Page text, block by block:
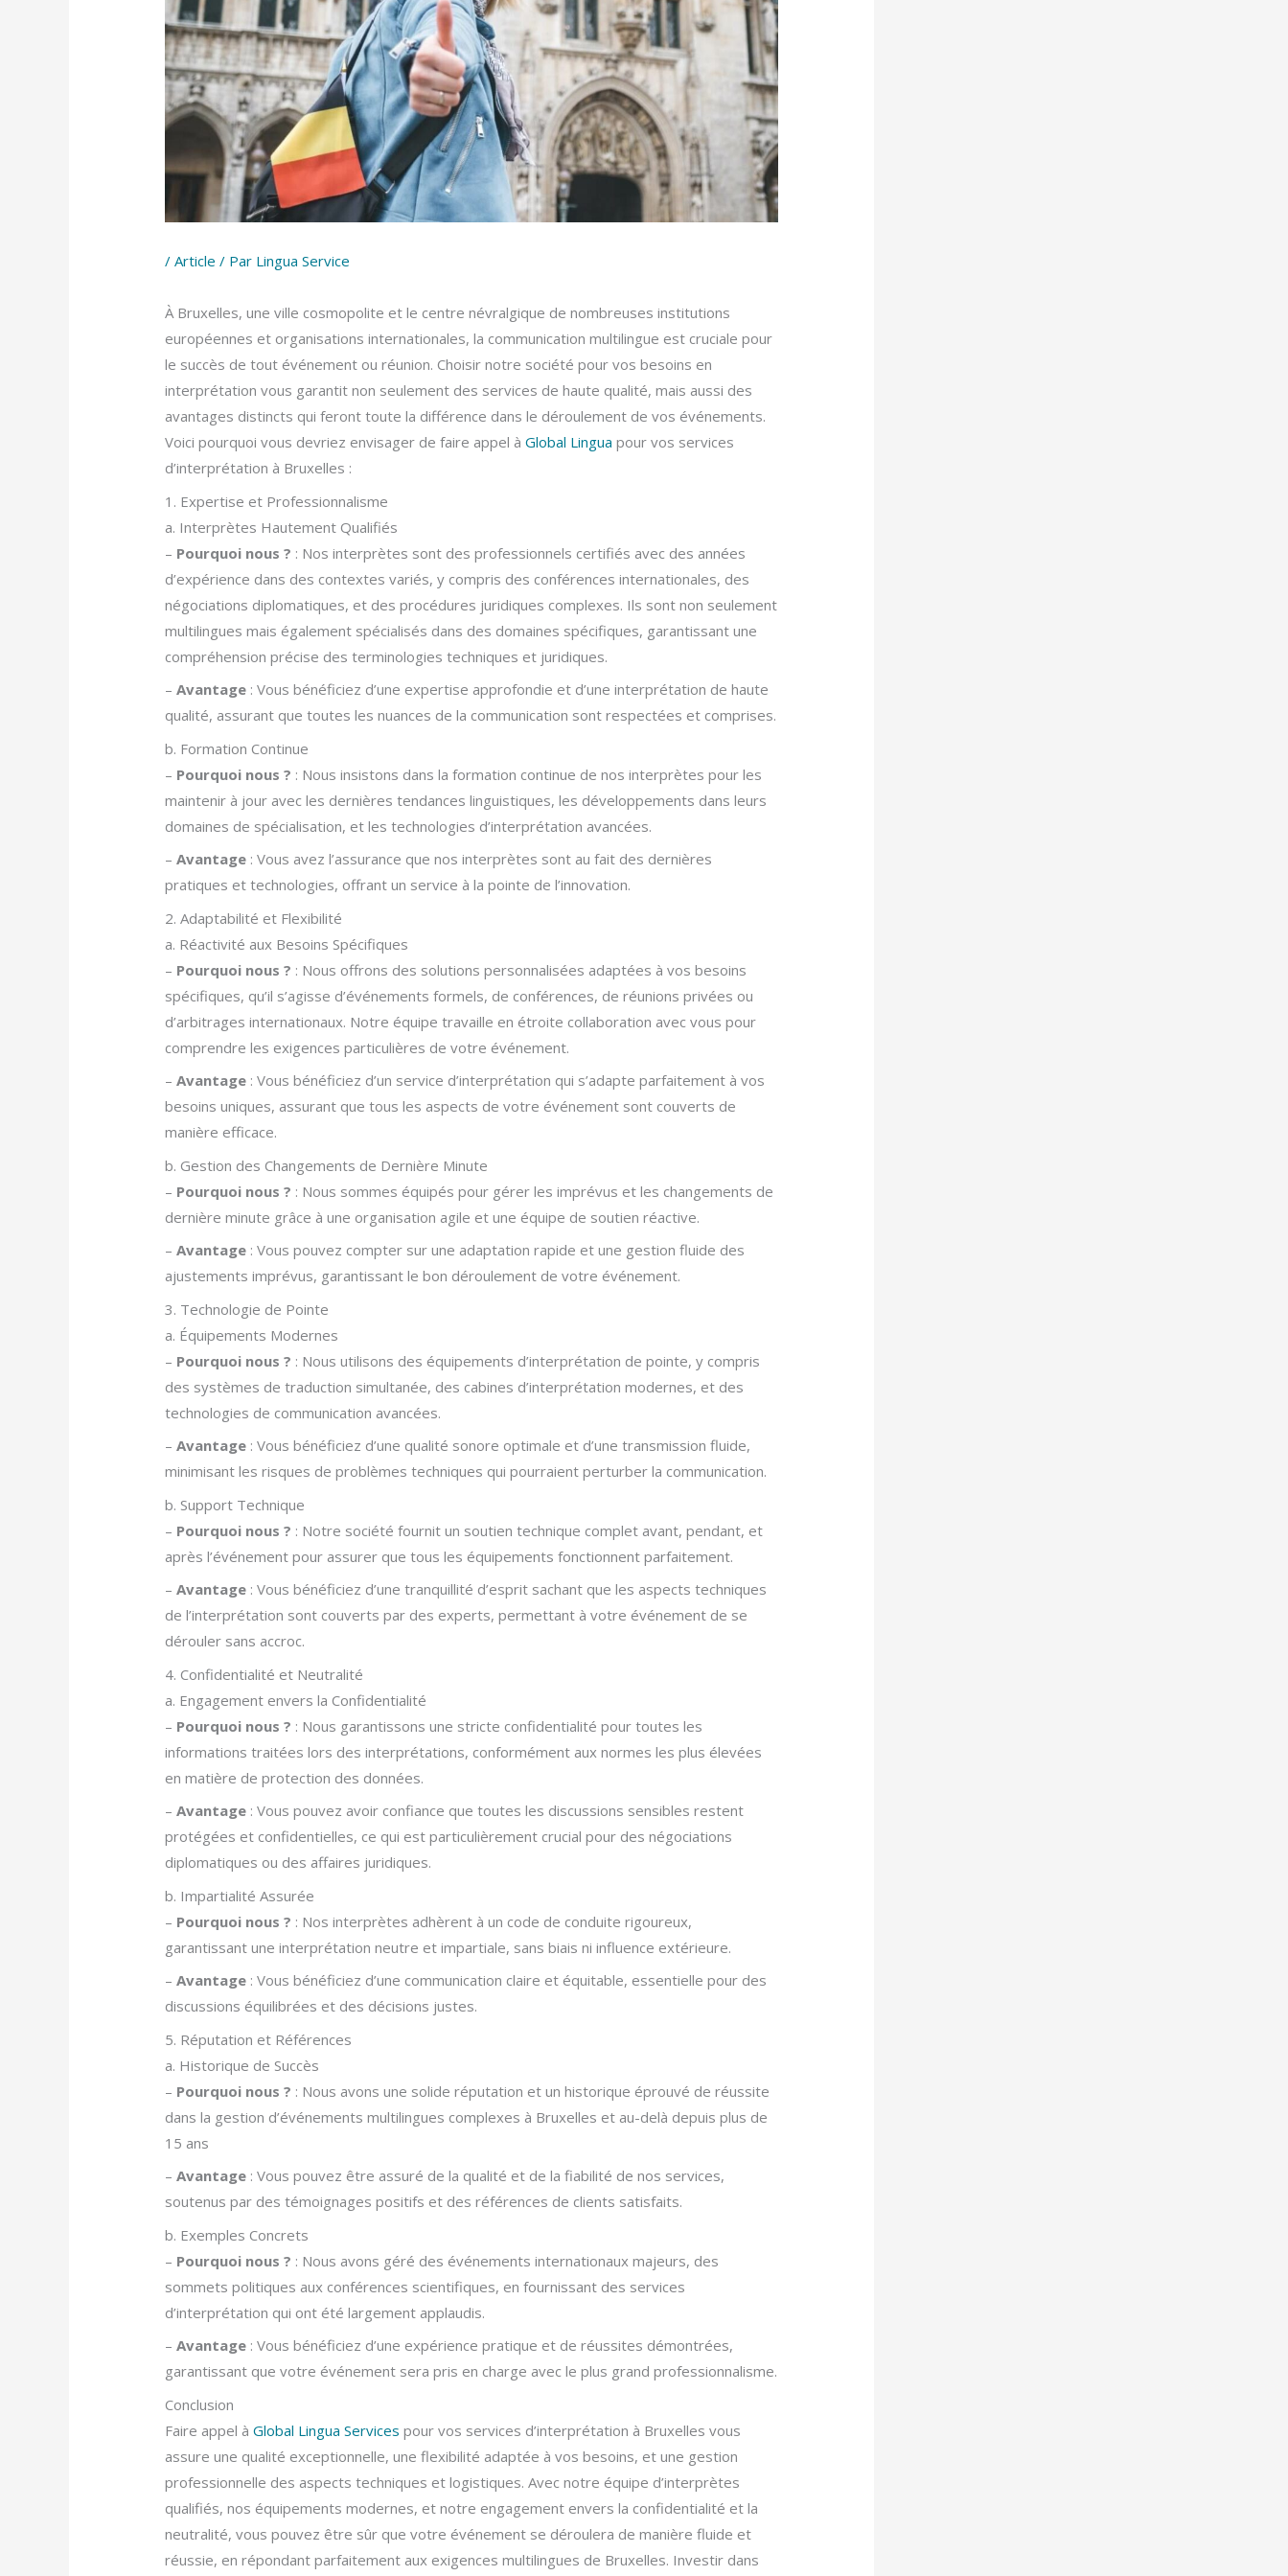
/Article / Par Lingua Service
À Bruxelles, une ville cosmopolite et le centre névralgique de nombreuses institutions
européennes et organisations internationales, la communication multilingue est cruciale pour
le succès de tout événement ou réunion. Choisir notre société pour vos besoins en
interprétation vous garantit non seulement des services de haute qualité, mais aussi des
avantages distincts qui feront toute la différence dans le déroulement de vos événements.
Voici pourquoi vous devriez envisager de faire appel àGlobal Lingua pour vos services
d’interprétation à Bruxelles :
1. Expertise et Professionnalisme
a. Interprètes Hautement Qualifiés
– Pourquoi nous ? : Nos interprètes sont des professionnels certifiés avec des années
d’expérience dans des contextes variés, y compris des conférences internationales, des
négociations diplomatiques, et des procédures juridiques complexes. Ils sont non seulement
multilingues mais également spécialisés dans des domaines spécifiques, garantissant une
compréhension précise des terminologies techniques et juridiques.
–Avantage : Vous bénéficiez d’une expertise approfondie et d’une interprétation de haute
qualité, assurant que toutes les nuances de la communication sont respectées et comprises.
b. Formation Continue
– Pourquoi nous ? : Nous insistons dans la formation continue de nos interprètes pour les
maintenir à jour avec les dernières tendances linguistiques, les développements dans leurs
domaines de spécialisation, et les technologies d’interprétation avancées.
–Avantage : Vous avez l’assurance que nos interprètes sont au fait des dernières
pratiques et technologies, offrant un service à la pointe de l’innovation.
2. Adaptabilité et Flexibilité
a. Réactivité aux Besoins Spécifiques
– Pourquoi nous ? : Nous offrons des solutions personnalisées adaptées à vos besoins
spécifiques, qu’il s’agisse d’événements formels, de conférences, de réunions privées ou
d’arbitrages internationaux. Notre équipe travaille en étroite collaboration avec vous pour
comprendre les exigences particulières de votre événement.
–Avantage : Vous bénéficiez d’un service d’interprétation qui s’adapte parfaitement à vos
besoins uniques, assurant que tous les aspects de votre événement sont couverts de
manière efficace.
b. Gestion des Changements de Dernière Minute
– Pourquoi nous ? : Nous sommes équipés pour gérer les imprévus et les changements de
dernière minute grâce à une organisation agile et une équipe de soutien réactive.
–Avantage : Vous pouvez compter sur une adaptation rapide et une gestion fluide des
ajustements imprévus, garantissant le bon déroulement de votre événement.
3. Technologie de Pointe
a. Équipements Modernes
– Pourquoi nous ? : Nous utilisons des équipements d’interprétation de pointe, y compris
des systèmes de traduction simultanée, des cabines d’interprétation modernes, et des
technologies de communication avancées.
–Avantage : Vous bénéficiez d’une qualité sonore optimale et d’une transmission fluide,
minimisant les risques de problèmes techniques qui pourraient perturber la communication.
b. Support Technique
– Pourquoi nous ? : Notre société fournit un soutien technique complet avant, pendant, et
après l’événement pour assurer que tous les équipements fonctionnent parfaitement.
–Avantage : Vous bénéficiez d’une tranquillité d’esprit sachant que les aspects techniques
de l’interprétation sont couverts par des experts, permettant à votre événement de se
dérouler sans accroc.
4. Confidentialité et Neutralité
a. Engagement envers la Confidentialité
– Pourquoi nous ? : Nous garantissons une stricte confidentialité pour toutes les
informations traitées lors des interprétations, conformément aux normes les plus élevées
en matière de protection des données.
–Avantage : Vous pouvez avoir confiance que toutes les discussions sensibles restent
protégées et confidentielles, ce qui est particulièrement crucial pour des négociations
diplomatiques ou des affaires juridiques.
b. Impartialité Assurée
– Pourquoi nous ? : Nos interprètes adhèrent à un code de conduite rigoureux,
garantissant une interprétation neutre et impartiale, sans biais ni influence extérieure.
–Avantage : Vous bénéficiez d’une communication claire et équitable, essentielle pour des
discussions équilibrées et des décisions justes.
5. Réputation et Références
a. Historique de Succès
– Pourquoi nous ? : Nous avons une solide réputation et un historique éprouvé de réussite
dans la gestion d’événements multilingues complexes à Bruxelles et au-delà depuis plus de
15 ans
–Avantage : Vous pouvez être assuré de la qualité et de la fiabilité de nos services,
soutenus par des témoignages positifs et des références de clients satisfaits.
b. Exemples Concrets
– Pourquoi nous ? : Nous avons géré des événements internationaux majeurs, des
sommets politiques aux conférences scientifiques, en fournissant des services
d’interprétation qui ont été largement applaudis.
–Avantage : Vous bénéficiez d’une expérience pratique et de réussites démontrées,
garantissant que votre événement sera pris en charge avec le plus grand professionnalisme.
Conclusion
Faire appel àGlobal Lingua Services pour vos services d’interprétation à Bruxelles vous
assure une qualité exceptionnelle, une flexibilité adaptée à vos besoins, et une gestion
professionnelle des aspects techniques et logistiques. Avec notre équipe d’interprètes
qualifiés, nos équipements modernes, et notre engagement envers la confidentialité et la
neutralité, vous pouvez être sûr que votre événement se déroulera de manière fluide et
réussie, en répondant parfaitement aux exigences multilingues de Bruxelles. Investir dans